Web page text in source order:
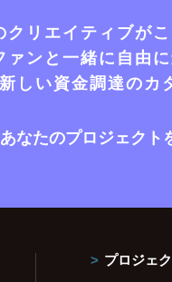
クリエイティブが
ァンと一緒に自由
新しい資金調達のカ
あなたのプロジェクト
プロジェ